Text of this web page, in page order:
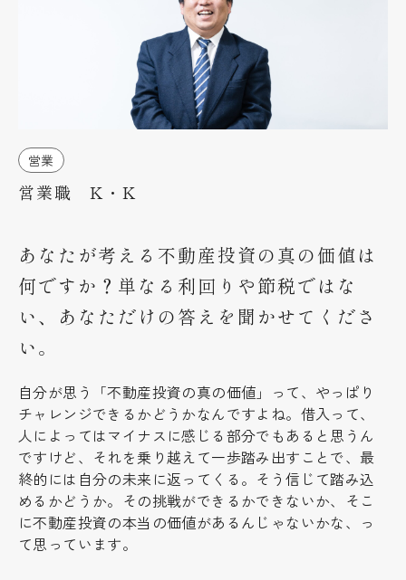
営業
営業職 K・K
あなたが考える不動産投資の真の価値は
何ですか？単なる利回りや節税ではな
い、あなただけの答えを聞かせてくださ
い。
自分が思う「不動産投資の真の価値」って、やっぱり
チャレンジできるかどうかなんですよね。借入って、
人によってはマイナスに感じる部分でもあると思うん
ですけど、それを乗り越えて一歩踏み出すことで、最
終的には自分の未来に返ってくる。そう信じて踏み込
めるかどうか。その挑戦ができるかできないか、そこ
に不動産投資の本当の価値があるんじゃないかな、っ
て思っています。